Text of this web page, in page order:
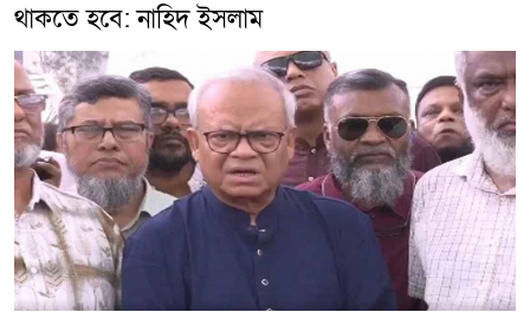
থাকতে হবে: নাহিদ ইসলাম